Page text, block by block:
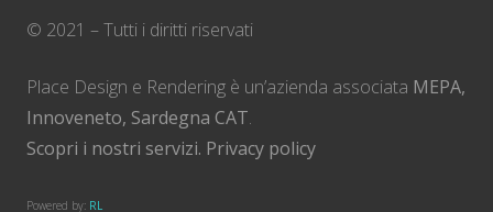
© 2021 – Tutti i diritti riservati
Place Design e Rendering è un’azienda associata MEPA,
Innoveneto, Sardegna CAT.
Scopri i nostri servizi. Privacy policy
Powered by: RL